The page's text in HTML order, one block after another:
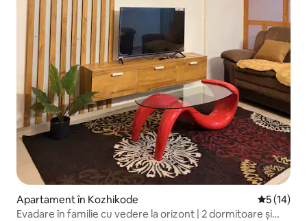
Apartament în Kozhikode Scor
5 (14)
Evadare în familie cu vedere la orizont | 2 dormitoare și